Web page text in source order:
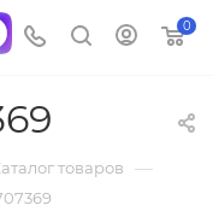
0
товаров —